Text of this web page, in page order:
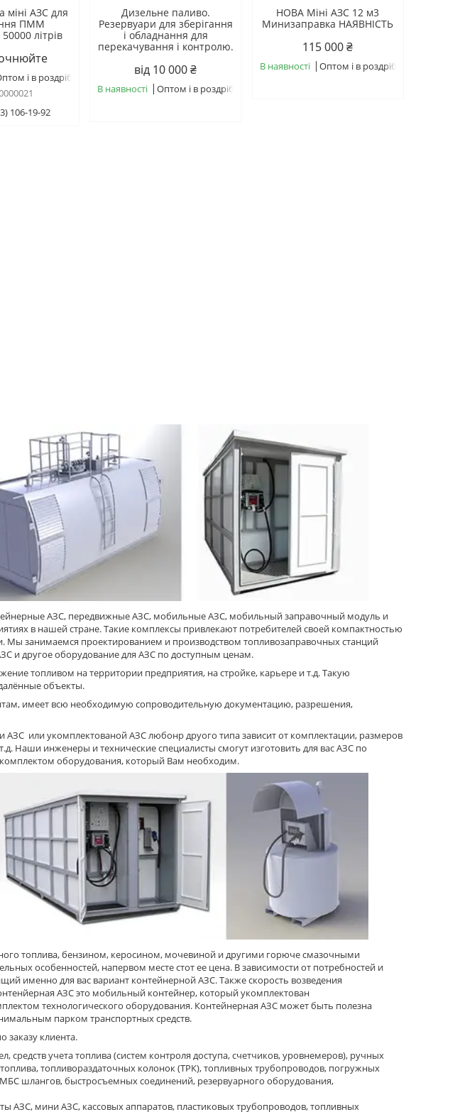
міні АЗС для
ПММ
літрів
і в роздріб
106-19-92
Дизельне паливо.
Резервуари для зберігання
і обладнання для
перекачування і контролю.
від 10 000 ₴
В наявності Оптом і в роздріб
НОВА Міні АЗС 12 м3
Минизаправка НАЯВНІСТЬ
115 000 ₴
В наявності Оптом і в роздріб
АЗС, передвижные АЗС, мобильные АЗС, мобильный заправочный модуль и
в нашей стране. Такие комплексы привлекают потребителей своей компактностью
Мы занимаемся проектированием и производством топливозаправочных станций
и другое оборудование для АЗС по доступным ценам.
топливом на территории предприятия, на стройке, карьере и т.д. Такую
объекты.
имеет всю необходимую сопроводительную документацию, разрешения,
или укомплектованой АЗС любонр друого типа зависит от комплектации, размеров
Наши инженеры и технические специалисты смогут изготовить для вас АЗС по
оборудования, который Вам необходим.
топлива, бензином, керосином, мочевиной и другими горюче смазочными
особенностей, напервом месте стот ее цена. В зависимости от потребностей и
именно для вас вариант контейнерной АЗС. Также скорость возведения
АЗС это мобильный контейнер, который укомплектован
технологического оборудования. Контейнерная АЗС может быть полезна
парком транспортных средств.
заказу клиента.
средств учета топлива (систем контроля доступа, счетчиков, уровнемеров), ручных
топливораздаточных колонок (ТРК), топливных трубопроводов, погружных
шлангов, быстросъемных соединений, резервуарного оборудования,
АЗС, мини АЗС, кассовых аппаратов, пластиковых трубопроводов, топливных